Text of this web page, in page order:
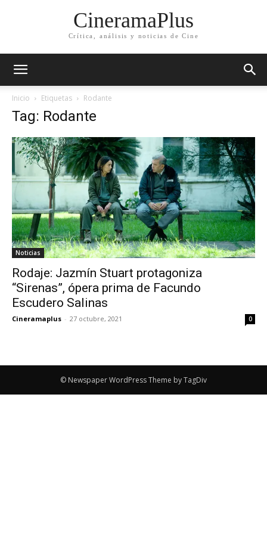
CineramaPlus
Crítica, análisis y noticias de Cine
Inicio Etiquetas Rodante
Tag: Rodante
Noticias
Rodaje: Jazmín Stuart protagoniza
“Sirenas”, ópera prima de Facundo
Escudero Salinas
Cineramaplus - 27 octubre, 2021 0
© Newspaper WordPress Theme by TagDiv